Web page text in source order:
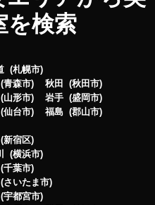
を検索
札幌市
青森市 秋田
秋田市
山形市 岩手
盛岡市
仙台市 福島 郡山市
新宿区
横浜市
千葉市
さいたま市
宇都宮市